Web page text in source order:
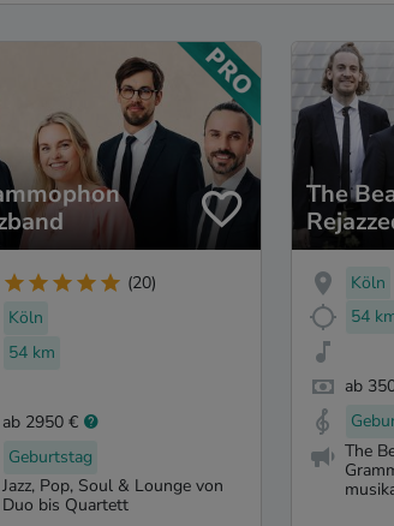
(20)
Köln
54 km
ab 2950 €
Geburtstag
Jazz, Pop, Soul & Lounge von
Duo bis Quartett
The
Köln
54
ab
The